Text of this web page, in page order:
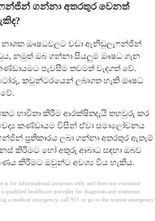
ගන්නා අතරතුර වෙනත්
ඖෂධවලට වඩා ඇනිඩුලැෆන්ජින්
නමුත් ඔබ ගන්නා සියලුම ඖෂධ ගැන
පැවසීම තවමත් වැදගත් වේ.
කවුන්ටරයෙන් ලබාගත හැකි ඖෂධ
භාවිතා කිරීම ආරක්ෂිතදැයි තහවුරු කර
කණ්ඩායම විසින් ඒවා සමාලෝචනය
ප්‍රතිකාරය ලබා ගන්නා අතරතුර ඇතැම්
කිරීමට හෝ අතුරු ආබාධ සඳහා ඔබව
කිරීමට ඔවුන්ට අවශ්‍ය විය හැකිය.
is for informational purposes only and does not constitute
qualified healthcare provider for diagnosis and treatment
a medical emergency, call 911 or go to the nearest emergency